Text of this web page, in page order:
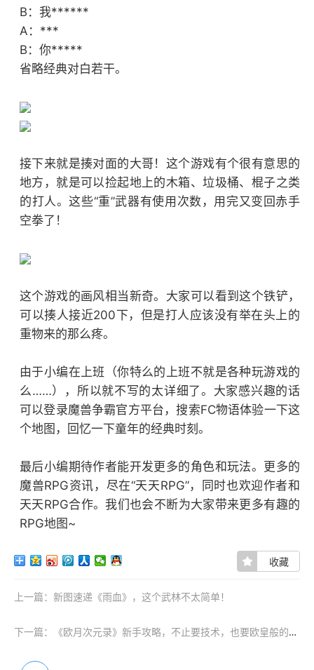
B：我******
A：***
B：你*****
省略经典对白若干。
接下来就是揍对面的大哥！这个游戏有个很有意思的
地方，就是可以捡起地上的木箱、垃圾桶、棍子之类
的打人。这些“重”武器有使用次数，用完又变回赤手
空拳了！
这个游戏的画风相当新奇。大家可以看到这个铁铲，
可以揍人接近200下，但是打人应该没有举在头上的
重物来的那么疼。
由于小编在上班（你特么的上班不就是各种玩游戏的
么……），所以就不写的太详细了。大家感兴趣的话
可以登录魔兽争霸官方平台，搜索FC物语体验一下这
个地图，回忆一下童年的经典时刻。
最后小编期待作者能开发更多的角色和玩法。更多的
魔兽RPG资讯，尽在“天天RPG”，同时也欢迎作者和
天天RPG合作。我们也会不断为大家带来更多有趣的
RPG地图~
收藏
上一篇：新图速递《雨血》，这个武林不太简单！
下一篇：《欧月次元录》新手攻略，不止要技术，也要欧皇般的运气！